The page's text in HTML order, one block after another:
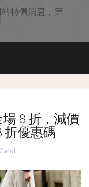
特價消息，第
8 折，減價
折優惠碼
Carol